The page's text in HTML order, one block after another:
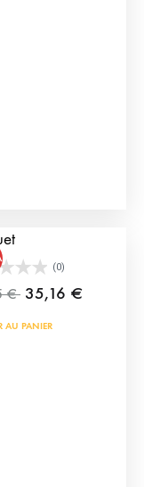
(0)
€ 35,16 €
AU PANIER